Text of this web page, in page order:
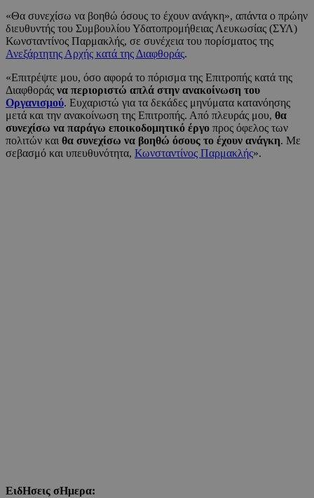
«Θα συνεχίσω να βοηθώ όσους το έχουν ανάγκη», απάντα ο πρώην
διευθυντής του Συμβουλίου Υδατοπρομήθειας Λευκωσίας (ΣΥΛ)
Κωνσταντίνος Παρμακλής, σε συνέχεια του πορίσματος της
Ανεξάρτητης Αρχής κατά της Διαφθοράς.
«Επιτρέψτε μου, όσο αφορά το πόρισμα της Επιτροπής κατά της
Διαφθοράς να περιοριστώ απλά στην ανακοίνωση του
Οργανισμού. Ευχαριστώ για τα δεκάδες μηνύματα κατανόησης
μετά και την ανακοίνωση της Επιτροπής. Από πλευράς μου, θα
συνεχίσω να παράγω εποικοδομητικό έργο προς όφελος των
πολιτών και θα συνεχίσω να βοηθώ όσους το έχουν ανάγκη. Με
σεβασμό και υπευθυνότητα, Κωνσταντίνος Παρμακλής».
ΕιδΗσεις σΗμερα: